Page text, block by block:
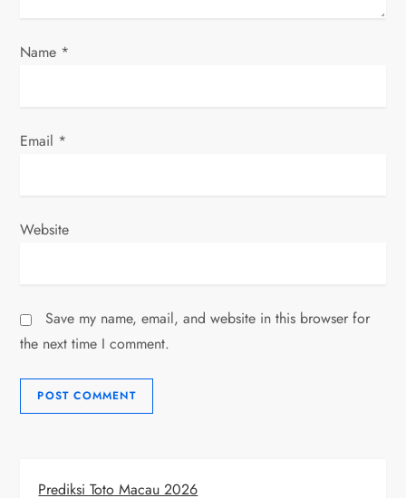
Name *
Email *
Website
Save my name, email, and website in this browser for
the next time I comment.
Prediksi Toto Macau 2026